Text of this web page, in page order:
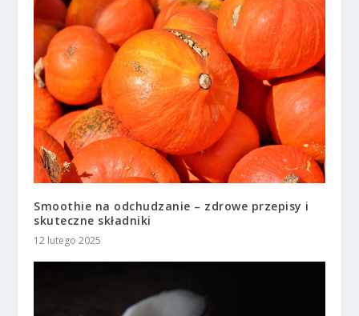
Smoothie na odchudzanie – zdrowe przepisy i
skuteczne składniki
12 lutego 2025